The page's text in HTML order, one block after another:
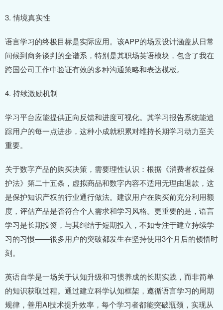
3. 情境真实性
语言学习的终极目标是实际应用。该APP的场景设计涵盖从日常
问候到商务谈判的全谱系，特别是其职场英语模块，包含了我在
跨国公司工作中验证有效的多种沟通策略和表达模板。
4. 持续激励机制
学习平台应能提供正向反馈和进度可视化。其学习报告系统能追
踪用户的每一点进步，这种小成就积累对维持长期学习动力至关
重要。
关于数字产品的购买决策，需要理性认识：根据《消费者权益保
护法》第二十五条，虚拟商品和数字内容不适用无理由退款，这
是保护知识产权的行业通行做法。建议用户在购买前充分利用额
度，评估产品是否符合个人需求和学习风格。更重要的是，语言
学习是长期投资，与其纠结于短期投入，不如专注于建立持续学
习的习惯——很多用户的突破都发生在坚持使用3个月后的顿悟时
刻。
英语自学是一场关于认知升级和习惯养成的长期实践，而非简单
的知识获取过程。通过建立科学认知框架，遵循语言学习的周期
规律，善用AI技术提升效率，每个学习者都能突破瓶颈，实现从